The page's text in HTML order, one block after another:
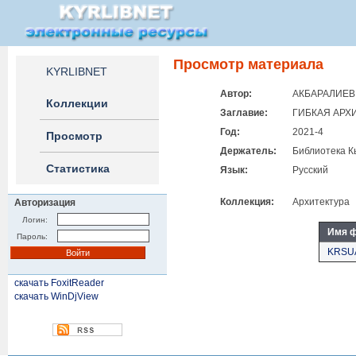
KYRLIBNET
Коллекции
Просмотр
Статистика
Авторизация
Логин:
Пароль:
скачать FoxitReader
скачать WinDjView
Просмотр материала
Автор:
АКБАРАЛИЕВ
Заглавие:
ГИБКАЯ
Год:
2021-4
Держатель:
Библиотека
Язык:
Русский
Коллекция: Архитектура
Имя